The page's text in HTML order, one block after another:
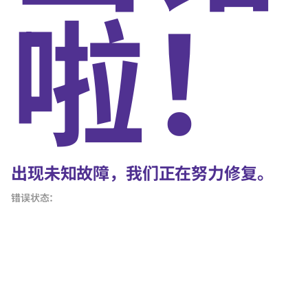
啦！
出现未知故障，我们正在努力修复。
错误状态：